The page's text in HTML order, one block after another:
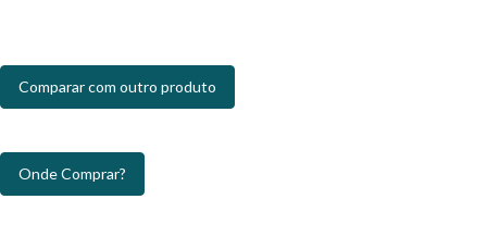
Comparar com outro produto
Onde Comprar?